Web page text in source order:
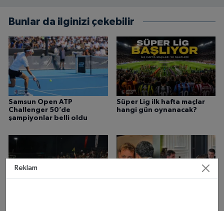
Bunlar da ilginizi çekebilir
Samsun Open ATP
Challenger 50’de
şampiyonlar belli oldu
Süper Lig ilk hafta maçlar
hangi gün oynanacak?
Reklam